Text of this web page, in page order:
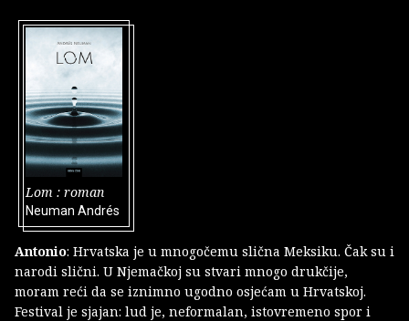
Lom : roman
Neuman Andrés
Antonio: Hrvatska je u mnogočemu slična Meksiku. Čak su i
narodi slični. U Njemačkoj su stvari mnogo drukčije,
moram reći da se iznimno ugodno osjećam u Hrvatskoj.
Festival je sjajan: lud je, neformalan, istovremeno spor i